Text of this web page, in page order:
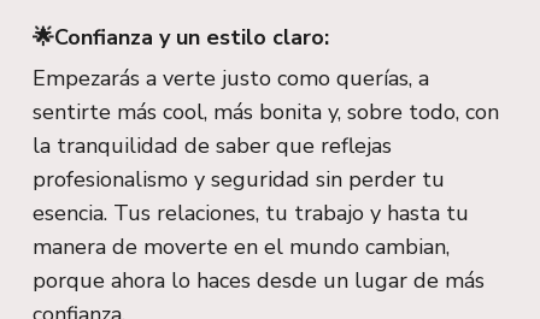
🌟Confianza y un estilo claro:
Empezarás a verte justo como querías, a
sentirte más cool, más bonita y, sobre todo, con
la tranquilidad de saber que reflejas
profesionalismo y seguridad sin perder tu
esencia. Tus relaciones, tu trabajo y hasta tu
manera de moverte en el mundo cambian,
porque ahora lo haces desde un lugar de más